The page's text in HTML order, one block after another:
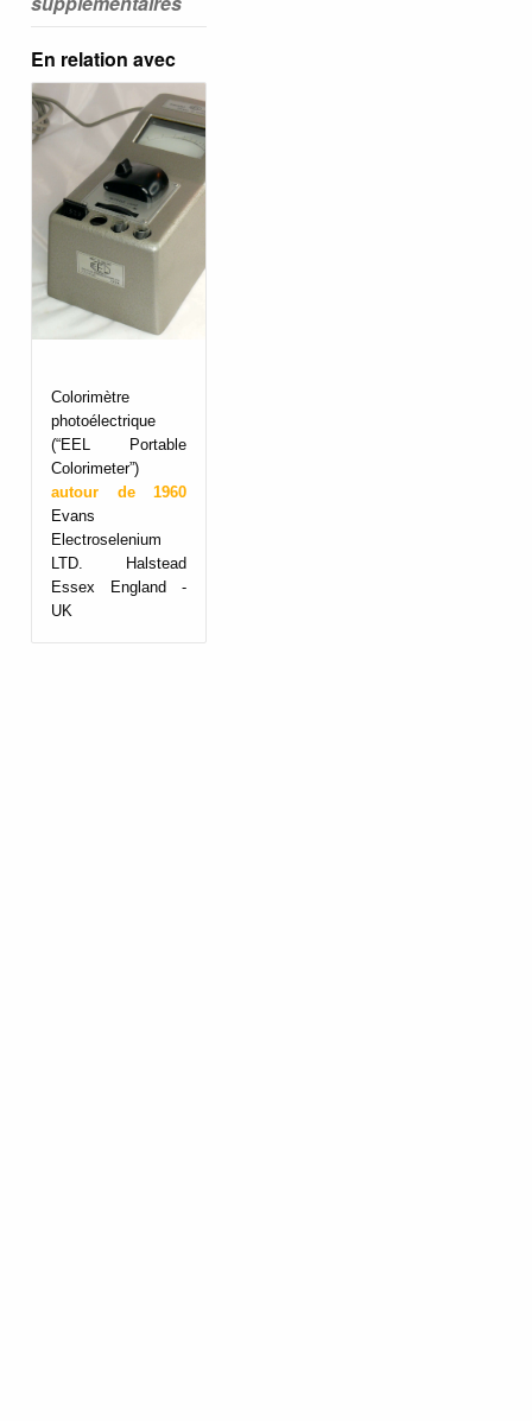
En relation avec
Colorimètre
photoélectrique
(“EEL Portable
Colorimeter”)
autour de 1960
Evans
Electroselenium
LTD. Halstead
Essex England -
UK